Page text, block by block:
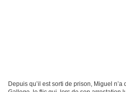
Depuis qu’il est sorti de prison, Miguel